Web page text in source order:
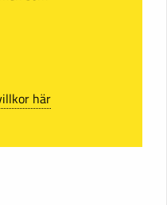
här